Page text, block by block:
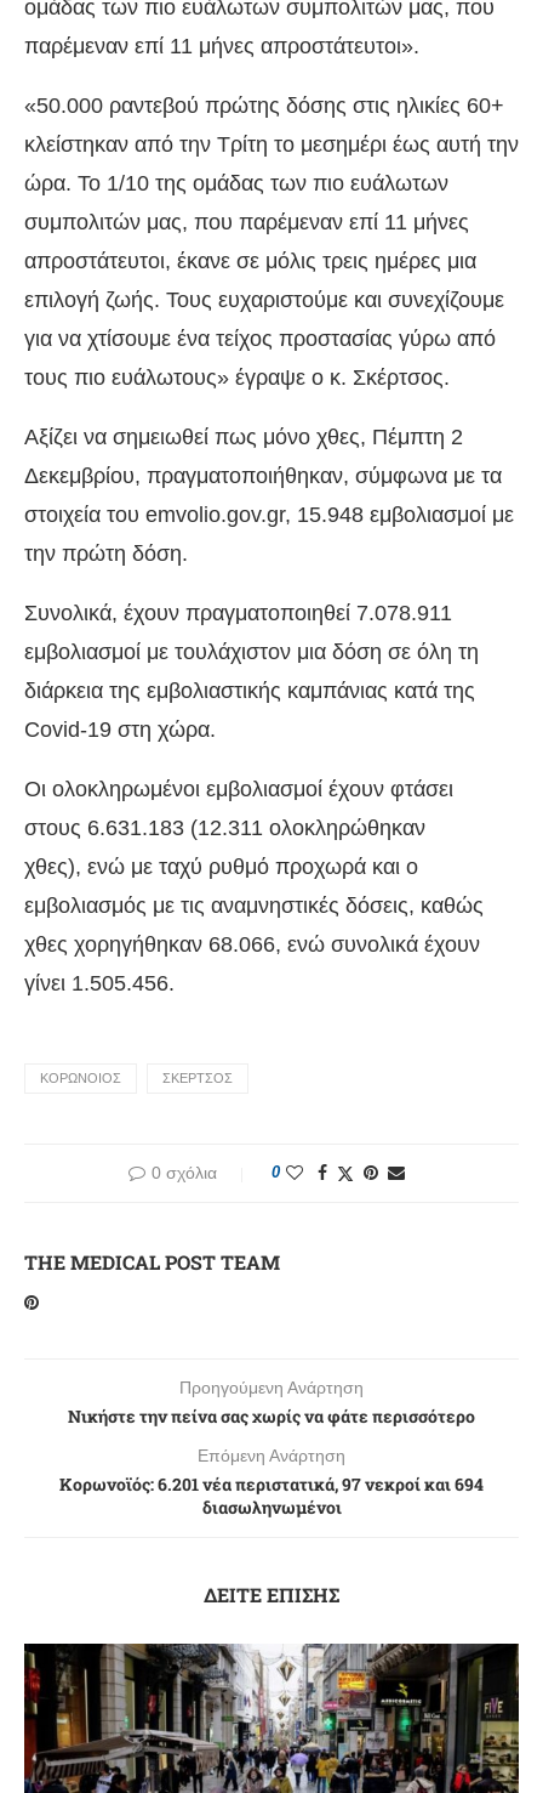
ομάδας των πιο ευάλωτων συμπολιτών μας, που
παρέμεναν επί 11 μήνες απροστάτευτοι».
«50.000 ραντεβού πρώτης δόσης στις ηλικίες 60+
κλείστηκαν από την Τρίτη το μεσημέρι έως αυτή την
ώρα. Το 1/10 της ομάδας των πιο ευάλωτων
συμπολιτών μας, που παρέμεναν επί 11 μήνες
απροστάτευτοι, έκανε σε μόλις τρεις ημέρες μια
επιλογή ζωής. Τους ευχαριστούμε και συνεχίζουμε
για να χτίσουμε ένα τείχος προστασίας γύρω από
τους πιο ευάλωτους» έγραψε ο κ. Σκέρτσος.
Αξίζει να σημειωθεί πως μόνο χθες, Πέμπτη 2
Δεκεμβρίου, πραγματοποιήθηκαν, σύμφωνα με τα
στοιχεία του emvolio.gov.gr, 15.948 εμβολιασμοί με
την πρώτη δόση.
Συνολικά, έχουν πραγματοποιηθεί 7.078.911
εμβολιασμοί με τουλάχιστον μια δόση σε όλη τη
διάρκεια της εμβολιαστικής καμπάνιας κατά της
Covid-19 στη χώρα.
Οι ολοκληρωμένοι εμβολιασμοί έχουν φτάσει
στους 6.631.183 (12.311 ολοκληρώθηκαν
χθες), ενώ με ταχύ ρυθμό προχωρά και ο
εμβολιασμός με τις αναμνηστικές δόσεις, καθώς
χθες χορηγήθηκαν 68.066, ενώ συνολικά έχουν
γίνει 1.505.456.
ΚΟΡΩΝΟΙΟΣ ΣΚΕΡΤΣΟΣ
0 σχόλια 0
THE MEDICAL POST TEAM
Προηγούμενη Ανάρτηση
Νικήστε την πείνα σας χωρίς να φάτε περισσότερο
Επόμενη Ανάρτηση
Κορωνοϊός: 6.201 νέα περιστατικά, 97 νεκροί και 694
διασωληνωμένοι
ΔΕΙΤΕ ΕΠΙΣΗΣ